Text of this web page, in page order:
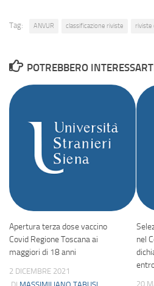
Tag: ANVUR classificazione riviste riviste
POTREBBERO
Apertura terza dose vaccino
Covid Regione Toscana ai
maggiori di 18 anni
2 DICEMBRE 2021
nel
20